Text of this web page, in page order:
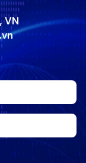
VN